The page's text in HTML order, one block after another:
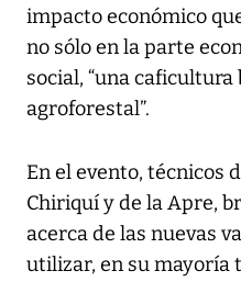
impacto económico
no sólo en la parte
social, “una
agroforestal”.
En el evento, técnicos
Chiriquí y de la Apre,
acerca de las nuevas
utilizar, en su mayoría